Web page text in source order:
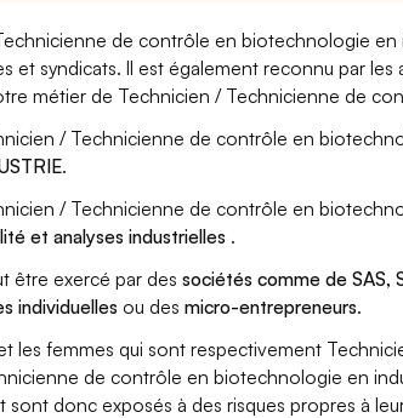
de contrôle en biotechnologie
et syndicats. Il est également reconnu par
métier de Technicien / Technicienne de
/ Technicienne de contrôle en
.
/ Technicienne de contrôle en
et analyses industrielles .
être exercé par dessociétés comme de SAS,
individuelles ou desmicro-entrepreneurs.
les femmes qui sont respectivement
de contrôle en biotechnologie en
sont donc exposés à des risques propres à